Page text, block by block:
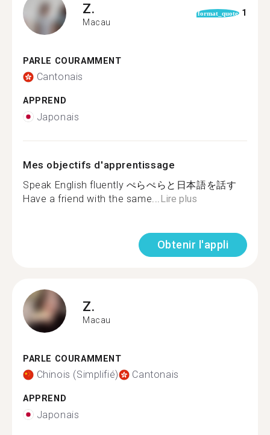
Z.
Macau
format_quote 1
PARLE COURAMMENT
Cantonais
APPREND
Japonais
Mes objectifs d'apprentissage
Speak English fluently ぺらぺらと日本語を話す
Have a friend with the same... Lire plus
Obtenir l'appli
Z.
Macau
PARLE COURAMMENT
Chinois (Simplifié) Cantonais
APPREND
Japonais